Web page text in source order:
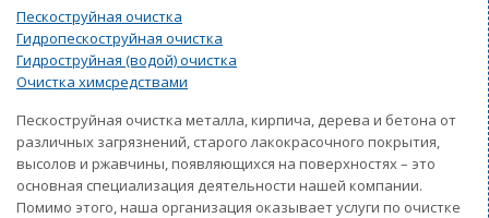
Пескоструйная очистка
Гидропескоструйная очистка
Гидроструйная (водой) очистка
Очистка химсредствами
Пескоструйная очистка металла, кирпича, дерева и бетона от
различных загрязнений, старого лакокрасочного покрытия,
высолов и ржавчины, появляющихся на поверхностях – это
основная специализация деятельности нашей компании.
Помимо этого, наша организация оказывает услуги по очистке